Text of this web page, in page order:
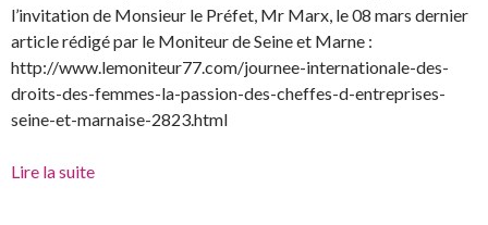
l’invitation de Monsieur le Préfet, Mr Marx, le 08 mars dernier
article rédigé par le Moniteur de Seine et Marne :
http://www.lemoniteur77.com/journee-internationale-des-
droits-des-femmes-la-passion-des-cheffes-d-entreprises-
seine-et-marnaise-2823.html
Lire la suite